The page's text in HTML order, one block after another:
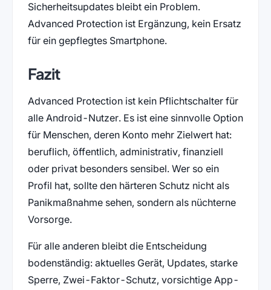
Sicherheitsupdates bleibt ein Problem.
Advanced Protection ist Ergänzung, kein Ersatz
für ein gepflegtes Smartphone.
Fazit
Advanced Protection ist kein Pflichtschalter für
alle Android-Nutzer. Es ist eine sinnvolle Option
für Menschen, deren Konto mehr Zielwert hat:
beruflich, öffentlich, administrativ, finanziell
oder privat besonders sensibel. Wer so ein
Profil hat, sollte den härteren Schutz nicht als
Panikmaßnahme sehen, sondern als nüchterne
Vorsorge.
Für alle anderen bleibt die Entscheidung
bodenständig: aktuelles Gerät, Updates, starke
Sperre, Zwei-Faktor-Schutz, vorsichtige App-